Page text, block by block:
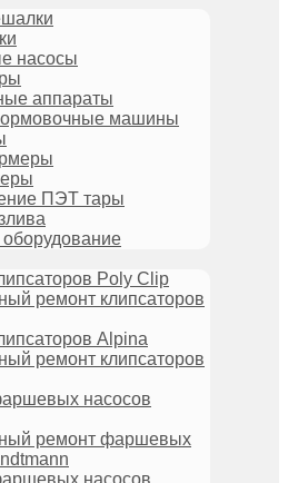
насосы
аппараты
машины
ПЭТ тары
Poly Clip
ремонт клипсаторов
Alpina
ремонт клипсаторов
насосов
ремонт фаршевых
насосов